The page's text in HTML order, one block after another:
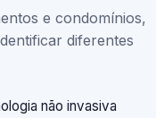
e condomínios,
diferentes
não invasiva